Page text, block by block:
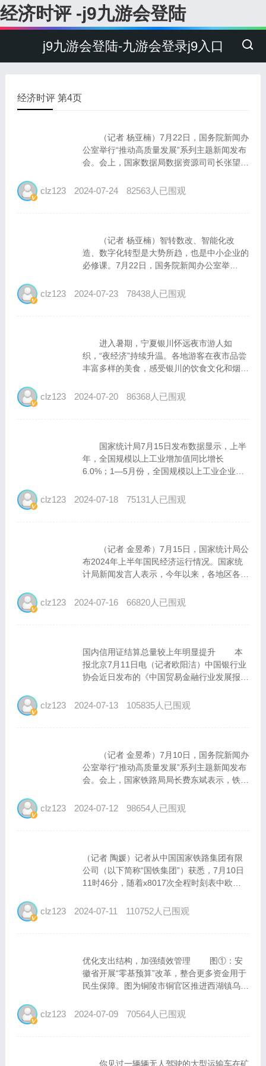
经济时评 -j9九游会登陆
j9九游会登陆-九游会登录j9入口
经济时评 第4页
（记者 杨亚楠）7月22日，国务院新闻办
公室举行“推动高质量发展”系列主题新闻发布
会。会上，国家数据局数据资源司司长张望表
三种形式，共享、开放和授权运营。 共
clz123 2024-07-24 82563人已围观
（记者 杨亚楠）智转数改、智能化改
造、数字化转型是大势所趋，也是中小企业的
必修课。7月22日，国务院新闻办公室举
家数据局局长刘烈宏出席并介绍相关情况。刘
clz123 2024-07-23 78438人已围观
进入暑期，宁夏银川怀远夜市游人如
织，“夜经济”持续升温。各地游客在夜市品尝
丰富多样的美食，感受银川的饮食文化和烟火
局数据显示，上半年，全国餐饮收入26243亿
clz123 2024-07-20 86368人已围观
国家统计局7月15日发布数据显示，上半
年，全国规模以上工业增加值同比增长
6.0%；1—5月份，全国规模以上工业企业实
人表示，上半年全国规模以上工业生产延续去
clz123 2024-07-18 75131人已围观
（记者 金昱希）7月15日，国家统计局公
布2024年上半年国民经济运行情况。国家统
计局新闻发言人表示，今年以来，各地区各部
要，在转方式、调结构、提质量、增效益上持
clz123 2024-07-16 66820人已围观
国内信用证结算总量较上年明显提升 本
报北京7月11日电（记者欧阳洁）中国银行业
协会近日发布的《中国贸易金融行业发展报告
专业委员会不完全统计，2023年我国主要商
clz123 2024-07-13 105835人已围观
（记者 金昱希）7月10日，国务院新闻办
公室举行“推动高质量发展”系列主题新闻发布
会。会上，国家铁路局局长费东斌表示，铁路
基础设施，又是重大民生工程和国民经济大动
clz123 2024-07-12 98654人已围观
（记者 陶媛）记者从中国国家铁路集团有限
公司（以下简称“国铁集团”）获悉，7月10日
11时46分，随着x8017次全程时刻表中欧班
以来中欧班列累计开行达10000列，较去年提
clz123 2024-07-11 110752人已围观
优化支出结构，加强绩效管理 图①：安
徽省开展“零基预算”改革，整合更多资金用于
民生保障。图为铜陵市铜官区推进西湖镇乌木
6月18日，陕西省财政厅国库处财政总预算会
clz123 2024-07-09 70564人已围观
你见过一辆辆无人驾驶的大型运输车在矿